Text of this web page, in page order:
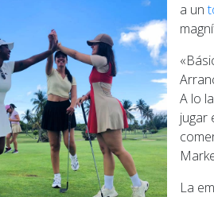
a un
A lo
jugar
La